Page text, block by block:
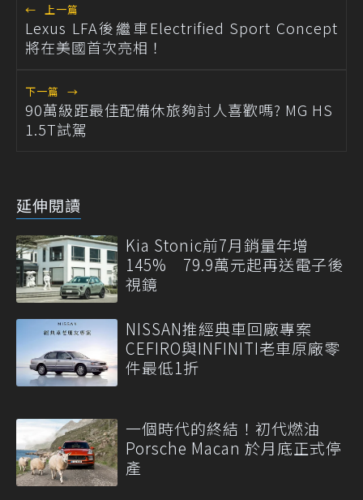
← 上一篇
Lexus LFA後繼車Electrified Sport Concept
將在美國首次亮相！
下一篇 →
90萬級距最佳配備休旅夠討人喜歡嗎? MG HS
1.5T試駕
延伸閱讀
Kia Stonic前7月銷量年增
145% 79.9萬元起再送電子後
視鏡
NISSAN推經典車回廠專案
CEFIRO與INFINITI老車原廠零
件最低1折
一個時代的終結！初代燃油
Porsche Macan 於月底正式停
產